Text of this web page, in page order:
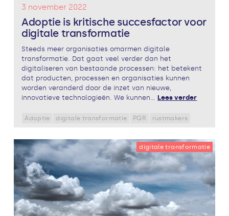
3 november 2022
Adoptie is kritische succesfactor voor
digitale transformatie
Steeds meer organisaties omarmen digitale
transformatie. Dat gaat veel verder dan het
digitaliseren van bestaande processen: het betekent
dat producten, processen en organisaties kunnen
worden veranderd door de inzet van nieuwe,
innovatieve technologieën. We kunnen... Lees verder
Adoptie digitale transformatie PQR rustmakers
digitale transformatie